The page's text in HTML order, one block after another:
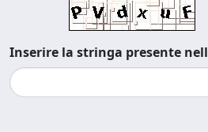
Inserire la stringa presente